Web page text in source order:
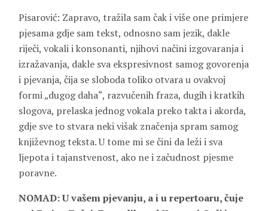
Pisarović: Zapravo, tražila sam čak i više one primjere
pjesama gdje sam tekst, odnosno sam jezik, dakle
riječi, vokali i konsonanti, njihovi načini izgovaranja i
izražavanja, dakle sva ekspresivnost samog govorenja
i pjevanja, čija se sloboda toliko otvara u ovakvoj
formi „dugog daha“, razvučenih fraza, dugih i kratkih
slogova, prelaska jednog vokala preko takta i akorda,
gdje sve to stvara neki višak značenja spram samog
književnog teksta. U tome mi se čini da leži i sva
ljepota i tajanstvenost, ako ne i začudnost pjesme
poravne.
NOMAD: U vašem pjevanju, a i u repertoaru, čuje